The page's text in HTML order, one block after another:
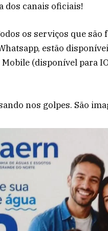
dos canais oficiais!
os serviços que
estão
(disponível para
nos golpes. São